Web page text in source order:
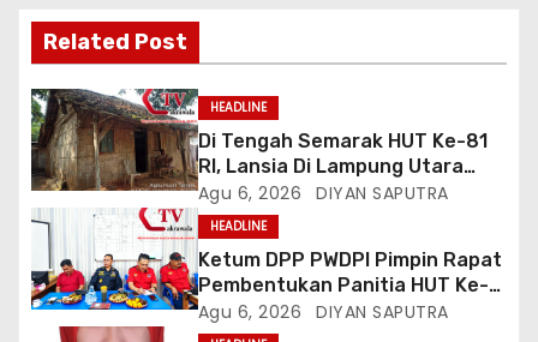
Related Post
HEADLINE
Di Tengah Semarak HUT Ke-81
RI, Lansia Di Lampung Utara
Hidup Memprihatinkan
Agu 6, 2026 DIYAN SAPUTRA
HEADLINE
Ketum DPP PWDPI Pimpin Rapat
Pembentukan Panitia HUT Ke-4,
Berikut Susunan Dan Rangkaian
Kegiatannya
Agu 6, 2026 DIYAN SAPUTRA